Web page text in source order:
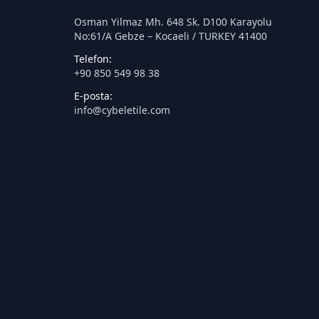
Osman Yilmaz Mh. 648 Sk. D100 Karayolu
No:61/A Gebze – Kocaeli / TURKEY 41400
Telefon:
+90 850 549 98 38
E-posta:
info@cybeletile.com